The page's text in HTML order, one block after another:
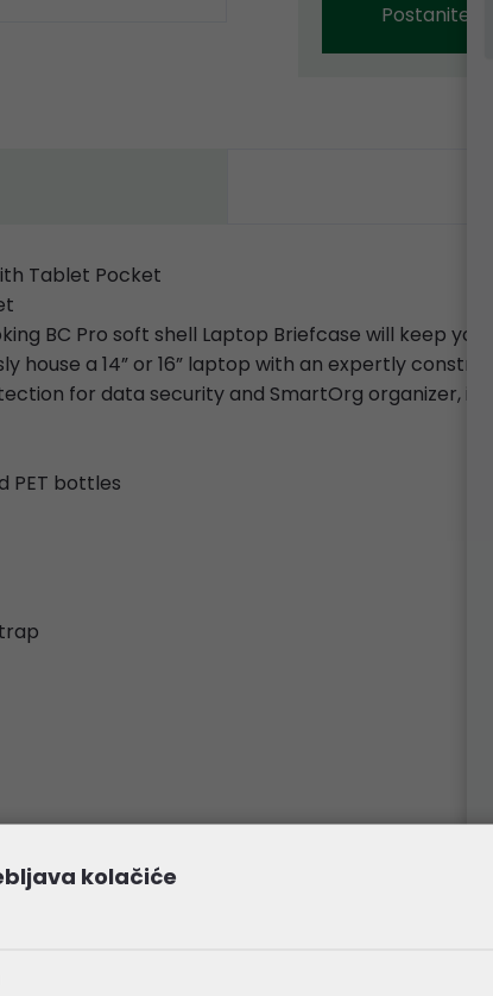
Postanite
Tablet Pocket
BC Pro soft shell Laptop Briefcase will keep you
a 14” or 16” laptop with an expertly
for data security and SmartOrg organizer, it’s
PET bottles
kolačiće